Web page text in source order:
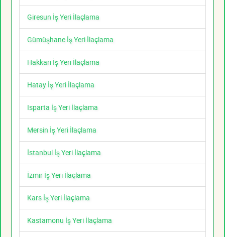
Giresun İş Yeri İlaçlama
Gümüşhane İş Yeri İlaçlama
Hakkari İş Yeri İlaçlama
Hatay İş Yeri İlaçlama
Isparta İş Yeri İlaçlama
Mersin İş Yeri İlaçlama
İstanbul İş Yeri İlaçlama
İzmir İş Yeri İlaçlama
Kars İş Yeri İlaçlama
Kastamonu İş Yeri İlaçlama